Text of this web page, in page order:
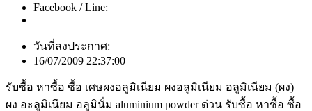
Facebook / Line:
วันที่ลงประกาศ:
16/07/2009 22:37:00
รับซื้อ หาซื้อ ซื้อ เศษผงอลูมิเนียม ผงอลูมิเนียม อลูมิเนียม (ผง)
ผง อะลูมิเนียม อลูมินั่ม aluminium powder ด่วน รับซื้อ หาซื้อ ซื้อ